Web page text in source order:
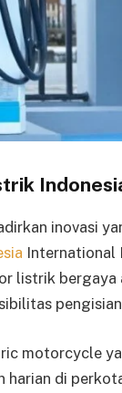
inovasi
International
listrik bergaya
motorcycle
di